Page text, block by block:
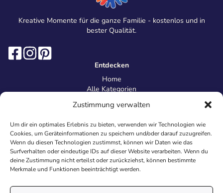
Zustimmung verwalten
Um dir ein optimales Erlebnis zu bieten, verwenden wir Technologien wie
Cookies, um Geräteinformationen zu speichern und/oder darauf zuzugreifen.
Wenn du diesen Technologien zustimmst, können wir Daten wie das
Surfverhalten oder eindeutige IDs auf dieser Website verarbeiten. Wenn du
deine Zustimmung nicht erteilst oder zurückziehst, können bestimmte
Merkmale und Funktionen beeinträchtigt werden.
Kreative Momente für die ganze Familie - kostenlos und in
bester Qualität.
Entdecken
Home
Alle Kategorien
Information
Über uns
Kontakt
Inhaltsrichtlinien
Recht & Datenschutz
Impressum
AGB